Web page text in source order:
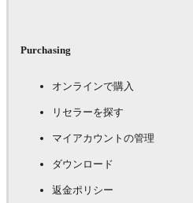
Purchasing
オンラインで購入
リセラーを探す
マイアカウントの管理
ダウンロード
返金ポリシー